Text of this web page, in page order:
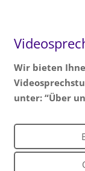
Wir bieten
unter: “Über